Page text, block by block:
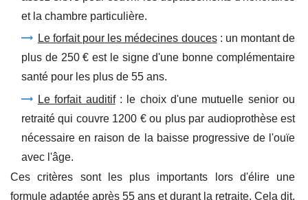
et la chambre particulière.
Le forfait pour les médecines douces: un montant de
plus de 250 € est le signe d'une bonne complémentaire
santé pour les plus de 55 ans.
Le forfait auditif: le choix d'une mutuelle senior ou
retraité qui couvre 1200 € ou plus par audioprothèse est
nécessaire en raison de la baisse progressive de l'ouïe
avec l'âge.
Ces critères sont les plus importants lors d'élire une
formule adaptée après 55 ans et durant la retraite. Cela dit,